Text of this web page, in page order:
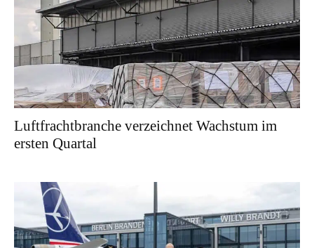
Luftfrachtbranche verzeichnet Wachstum im
ersten Quartal